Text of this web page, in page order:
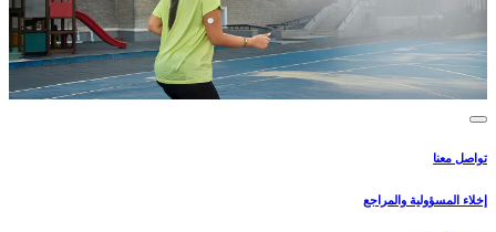
تواصل معنا
إخلاء المسؤولية والمراجع